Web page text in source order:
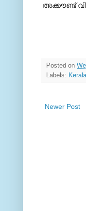
അക്കൗണ്ട്‌
Posted on
Labels: Kerala
Newer Post